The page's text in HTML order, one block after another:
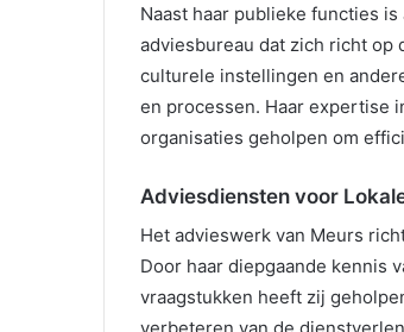
Naast haar publieke functies
adviesbureau dat zich richt op
culturele instellingen en
en processen. Haar expertise
organisaties geholpen om
Adviesdiensten voor
Het advieswerk van Meurs
Door haar diepgaande kennis
vraagstukken heeft zij